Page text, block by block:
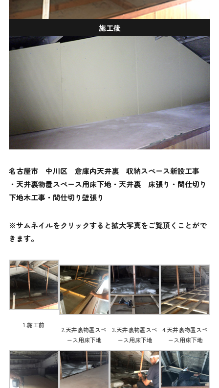
施工後
名古屋市 中川区 倉庫内天井裏 収納スペース新設工事
・天井裏物置スペース用床下地・天井裏 床張り・間仕切り
下地木工事・間仕切り壁張り
※サムネイルをクリックすると拡大写真をご覧頂くことがで
きます。
1.施工前
2.天井裏物置スペ
ース用床下地
3.天井裏物置スペ
ース用床下地
4.天井裏物置スペ
ース用床下地